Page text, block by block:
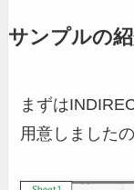
サンプルの
まずは
用意しました